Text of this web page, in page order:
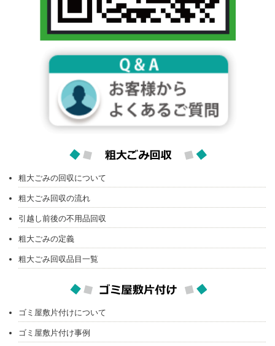
粗大ごみの回収について
粗大ごみ回収の流れ
引越し前後の不用品回収
粗大ごみの定義
粗大ごみ回収品目一覧
ゴミ屋敷片付けについて
ゴミ屋敷片付け事例